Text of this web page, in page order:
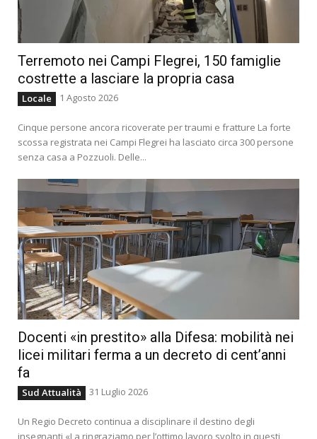
Terremoto nei Campi Flegrei, 150 famiglie
costrette a lasciare la propria casa
Locale 1 Agosto 2026
Cinque persone ancora ricoverate per traumi e fratture La forte
scossa registrata nei Campi Flegrei ha lasciato circa 300 persone
senza casa a Pozzuoli. Delle...
Docenti «in prestito» alla Difesa: mobilità nei
licei militari ferma a un decreto di cent’anni
fa
Sud Attualità 31 Luglio 2026
Un Regio Decreto continua a disciplinare il destino degli
insegnanti «La ringraziamo per l’ottimo lavoro svolto in questi